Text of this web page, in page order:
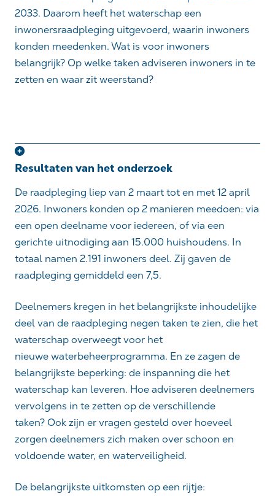
2033. Daarom heeft het waterschap een
inwonersraadpleging uitgevoerd, waarin inwoners
konden meedenken. Wat is voor inwoners
belangrijk? Op welke taken adviseren inwoners in te
zetten en waar zit weerstand?
Resultaten van het onderzoek
De raadpleging liep van 2 maart tot en met 12 april
2026. Inwoners konden op 2 manieren meedoen: via
een open deelname voor iedereen, of via een
gerichte uitnodiging aan 15.000 huishoudens. In
totaal namen 2.191 inwoners deel. Zij gaven de
raadpleging gemiddeld een 7,5.
Deelnemers kregen in het belangrijkste inhoudelijke
deel van de raadpleging negen taken te zien, die het
waterschap overweegtvoor het
nieuwewaterbeheerprogramma. En ze zagen de
belangrijkste beperking: de inspanning die het
waterschap kan leveren. Hoe adviseren deelnemers
vervolgens in te zetten op de verschillende
taken? Ook zijn er vragen gesteld over hoeveel
zorgen deelnemers zich maken over schoon en
voldoende water, en waterveiligheid.
De belangrijkste uitkomsten op een rijtje: